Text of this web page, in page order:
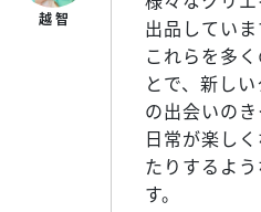
出品していま
これらを多
とで、新し
の出会いの
日常が楽し
たりするよ
す。